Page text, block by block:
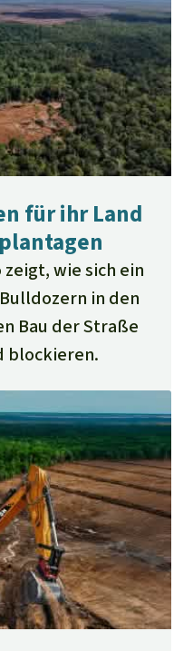
für ihr Land
zeigt, wie sich ein
in den
Bau der Straße
blockieren.